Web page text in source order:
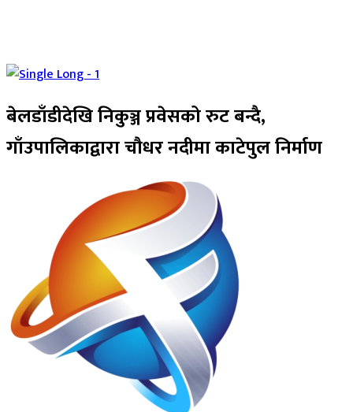
बेलडाँडीदेखि निकुञ्ज प्रवेसको रुट बन्दै,
गाँउपालिकाद्वारा चौधर नदीमा काटेपुल निर्माण